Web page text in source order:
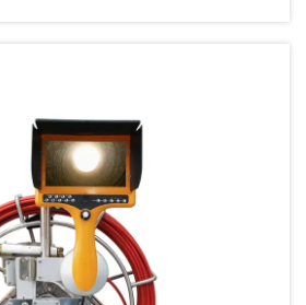
ne podudara s onim što